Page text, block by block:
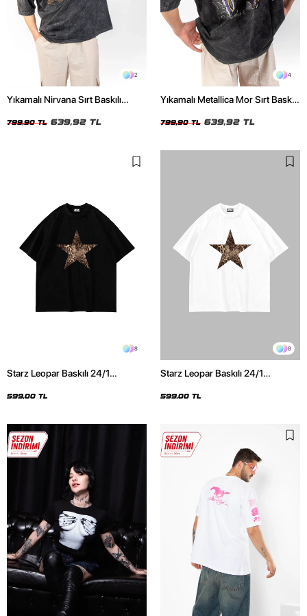
2
Yıkamalı Nirvana Sırt Baskılı
799,90 TL 639,92 TL
4
Yıkamalı Metallica Mor Sırt Baskılı
799,90 TL 639,92 TL
8
Starz Leopar Baskılı 24/1
599,00 TL
8
Starz Leopar Baskılı 24/1
599,00 TL